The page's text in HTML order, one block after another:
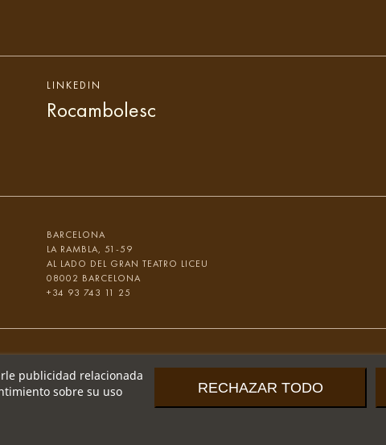
LINKEDIN
Rocambolesc
BARCELONA
LA RAMBLA, 51-59
AL LADO DEL GRAN TEATRO LICEU
08002 BARCELONA
+34 93 743 11 25
publicidad relacionada
sobre su uso
RECHAZAR TODO